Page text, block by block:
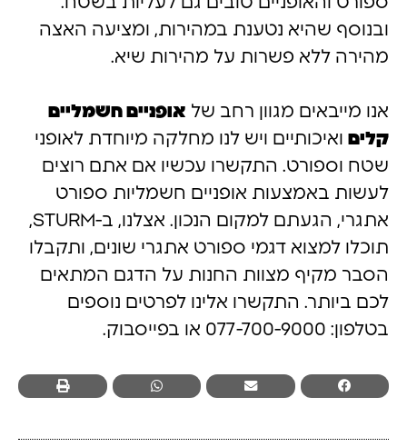
ובנוסף שהיא נטענת במהירות, ומציעה האצה
מהירה ללא פשרות על מהירות שיא.
אנו מייבאים מגוון רחב של אופניים חשמליים
קלים ואיכותיים ויש לנו מחלקה מיוחדת לאופני
שטח וספורט. התקשרו עכשיו אם אתם רוצים
לעשות באמצעות אופניים חשמליות ספורט
אתגרי, הגעתם למקום הנכון. אצלנו, ב-STURM,
תוכלו למצוא דגמי ספורט אתגרי שונים, ותקבלו
הסבר מקיף מצוות החנות על הדגם המתאים
לכם ביותר. התקשרו אלינו לפרטים נוספים
בטלפון: 077-700-9000 או בפייסבוק.